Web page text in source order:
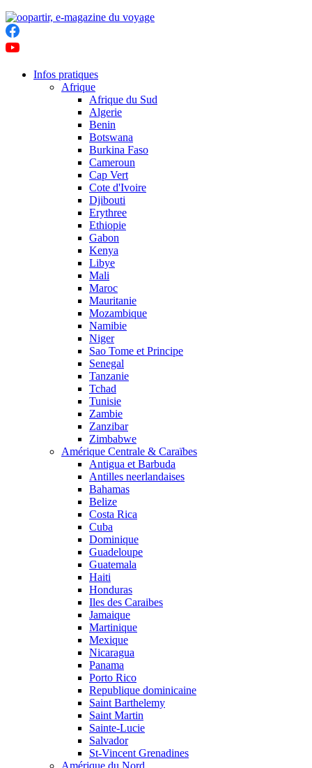
Infos pratiques
Afrique
Afrique du Sud
Algerie
Benin
Botswana
Burkina Faso
Cameroun
Cap Vert
Cote d'Ivoire
Djibouti
Erythree
Ethiopie
Gabon
Kenya
Libye
Mali
Maroc
Mauritanie
Mozambique
Namibie
Niger
Sao Tome et Principe
Senegal
Tanzanie
Tchad
Tunisie
Zambie
Zanzibar
Zimbabwe
Amérique Centrale & Caraïbes
Antigua et Barbuda
Antilles neerlandaises
Bahamas
Belize
Costa Rica
Cuba
Dominique
Guadeloupe
Guatemala
Haiti
Honduras
Iles des Caraibes
Jamaique
Martinique
Mexique
Nicaragua
Panama
Porto Rico
Republique dominicaine
Saint Barthelemy
Saint Martin
Sainte-Lucie
Salvador
St-Vincent Grenadines
Amérique du Nord